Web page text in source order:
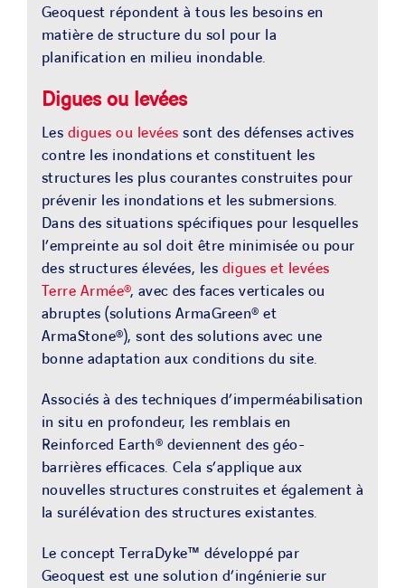
Geoquest répondent à tous les besoins en
matière de structure du sol pour la
planification en milieu inondable.
Digues ou levées
Les digues ou levées sont des défenses actives
contre les inondations et constituent les
structures les plus courantes construites pour
prévenir les inondations et les submersions.
Dans des situations spécifiques pour lesquelles
l’empreinte au sol doit être minimisée ou pour
des structures élevées, les digues et levées
Terre Armée®, avec des faces verticales ou
abruptes (solutions ArmaGreen® et
ArmaStone®), sont des solutions avec une
bonne adaptation aux conditions du site.
Associés à des techniques d’imperméabilisation
in situ en profondeur, les remblais en
Reinforced Earth® deviennent des géo-
barrières efficaces. Cela s’applique aux
nouvelles structures construites et également à
la surélévation des structures existantes.
Le concept TerraDyke™ développé par
Geoquest est une solution d’ingénierie sur